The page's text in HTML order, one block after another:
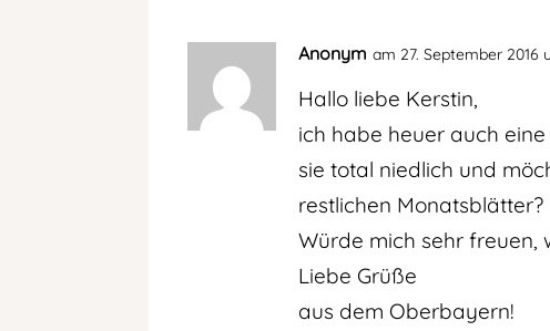
Anonym am 27. September 2016
Hallo liebe Kerstin,
ich habe heuer auch
sie total niedlich und
restlichen Monatsblätter?
Würde mich sehr freuen,
Liebe Grüße
aus dem Oberbayern!